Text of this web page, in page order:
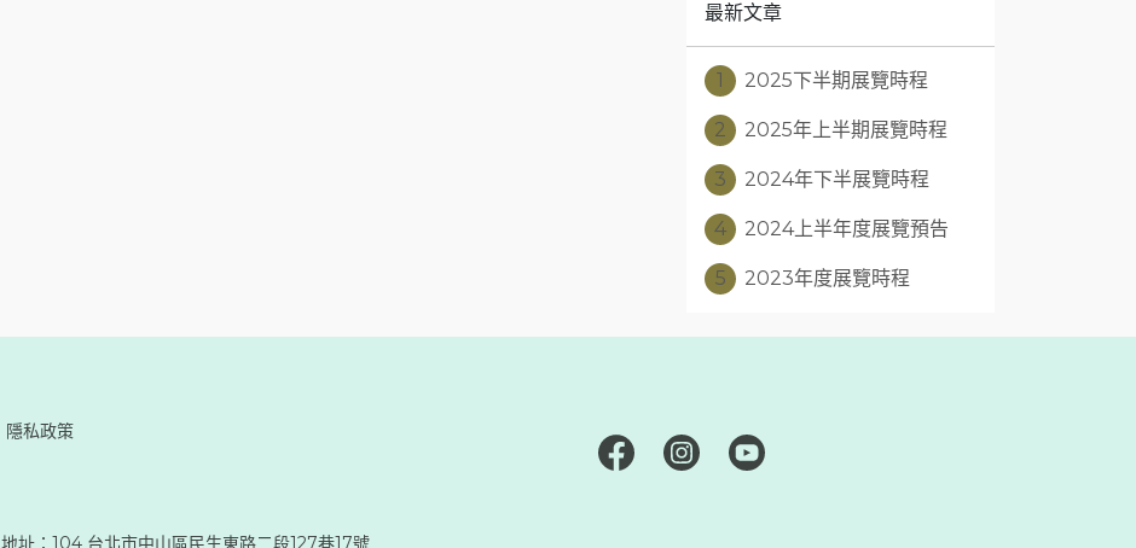
最新文章
1 2025下半期展覽時程
2 2025年上半期展覽時程
3 2024年下半展覽時程
4 2024上半年度展覽預告
5 2023年度展覽時程
隱私政策
地址：104 台北市中山區民生東路二段127巷17號